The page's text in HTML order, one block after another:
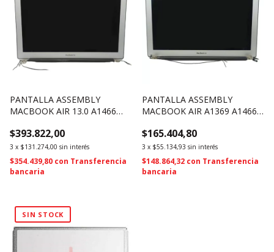
PANTALLA ASSEMBLY
MACBOOK AIR 13.0 A1466
661-02397 (1646)
$393.822,00
3 x $131.274,00 sin interés
$354.439,80 con Transferencia
bancaria
PANTALLA ASSEMBLY
MACBOOK AIR A1369 A1466
(1308)
$165.404,80
3 x $55.134,93 sin interés
$148.864,32 con Transferencia
bancaria
SIN STOCK